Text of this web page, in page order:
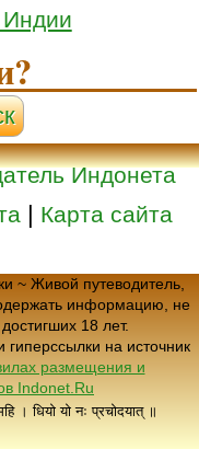
Индонета
| Карта сайта
~ Живой путеводитель,
информацию, не
18 лет.
на источник
размещения и
Indonet.Ru
। धियो यो नः प्रचोदयात् ॥